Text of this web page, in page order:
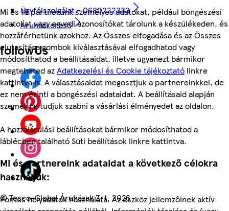
Mi és 18 partnerünk személyes adatokat, például böngészési
adatokat vagy egyedi azonosítókat tárolunk a készülékeden, és
hozzáférhetünk azokhoz. Az Összes elfogadása és az Összes
elutasítása gombok kiválasztásával elfogadhatod vagy
módosíthatod a beállításaidat, illetve ugyanezt bármikor
megteheted azAdatkezelési és Cookie tájékoztató linkre
kattintva is. A választásaidat megosztjuk a partnereinkkel, de
ez nem érinti a böngészési adataidat. A beállításaid alapján
személyre tudjuk szabni a vásárlási élményedet az oldalon.
A hozzájárulási beállításokat bármikor módosíthatod a
láblécben található Süti beállítások linkre kattintva.
Mi és partnereink adataidat a következő célokra
használjuk:
Pontos helyadatok használata. Az eszköz jellemzőinek aktív
Ügyfélszolgálat - 0680222333
Áruházkereső
followUs
©Tesco-Global Áruházak Zrt. 2026